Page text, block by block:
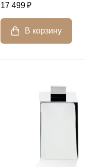
17 499